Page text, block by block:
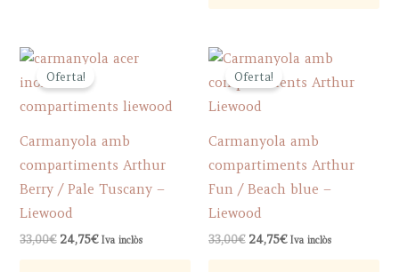
Oferta!
Carmanyola amb
compartiments Arthur
Berry / Pale Tuscany –
Liewood
33,00€ Original
24,75€Current
Iva inclòs
Oferta!
Carmanyola amb
compartiments Arthur
Fun / Beach blue –
Liewood
33,00€ Original
24,75€Current
Iva inclòs